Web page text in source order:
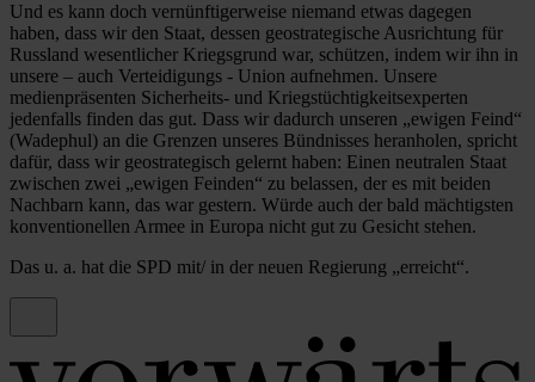
Und es kann doch vernünftigerweise niemand etwas dagegen
haben, dass wir den Staat, dessen geostrategische Ausrichtung für
Russland wesentlicher Kriegsgrund war, schützen, indem wir ihn in
unsere – auch Verteidigungs - Union aufnehmen. Unsere
medienpräsenten Sicherheits- und Kriegstüchtigkeitsexperten
jedenfalls finden das gut. Dass wir dadurch unseren „ewigen Feind“
(Wadephul) an die Grenzen unseres Bündnisses heranholen, spricht
dafür, dass wir geostrategisch gelernt haben: Einen neutralen Staat
zwischen zwei „ewigen Feinden“ zu belassen, der es mit beiden
Nachbarn kann, das war gestern. Würde auch der bald mächtigsten
konventionellen Armee in Europa nicht gut zu Gesicht stehen.
Das u. a. hat die SPD mit/ in der neuen Regierung „erreicht“.